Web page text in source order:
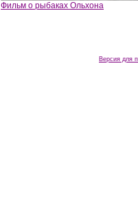
Фильм о рыбаках Ольхона
Версия для